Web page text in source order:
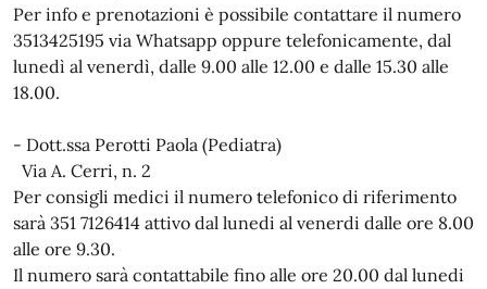
Per info e prenotazioni è possibile contattare il numero
3513425195 via Whatsapp oppure telefonicamente, dal
lunedì al venerdì, dalle 9.00 alle 12.00 e dalle 15.30 alle
18.00.
- Dott.ssa Perotti Paola (Pediatra)
Via A. Cerri, n. 2
Per consigli medici il numero telefonico di riferimento
sarà 351 7126414 attivo dal lunedi al venerdi dalle ore 8.00
alle ore 9.30.
Il numero sarà contattabile fino alle ore 20.00 dal lunedi